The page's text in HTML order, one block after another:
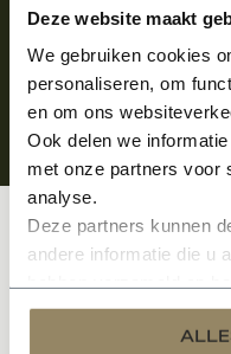
Deze website maakt
We gebruiken cookies
personaliseren, om
en om ons
Ook delen we
met onze partners voor
analyse.
Deze partners kunnen
andere informatie die u
services.
Klantenservice